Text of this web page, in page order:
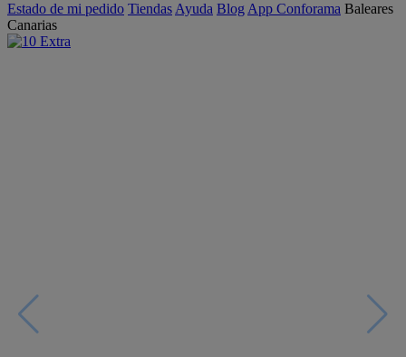
Estado de mi pedido Tiendas Ayuda Blog App Conforama Baleares
Canarias